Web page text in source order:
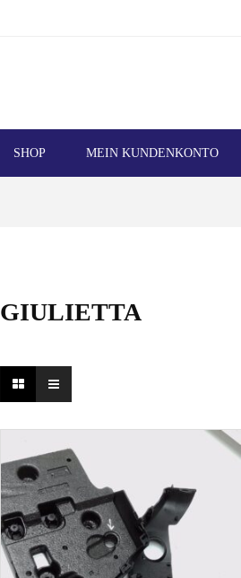
SHOP MEIN KUNDENKONTO
GIULIETTA
1-3 Werktage